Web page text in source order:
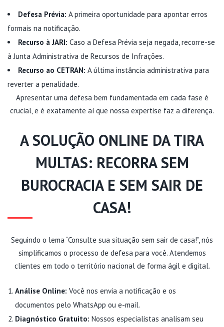
Defesa Prévia: A primeira oportunidade para apontar erros
formais na notificação.
Recurso à JARI: Caso a Defesa Prévia seja negada, recorre-se
à Junta Administrativa de Recursos de Infrações.
Recurso ao CETRAN: A última instância administrativa para
reverter a penalidade.
Apresentar uma defesa bem fundamentada em cada fase é
crucial, e é exatamente aí que nossa expertise faz a diferença.
A SOLUÇÃO ONLINE DA TIRA
MULTAS: RECORRA SEM
BUROCRACIA E SEM SAIR DE
CASA!
Seguindo o lema “Consulte sua situação sem sair de casa!”, nós
simplificamos o processo de defesa para você. Atendemos
clientes em todo o território nacional de forma ágil e digital.
Análise Online: Você nos envia a notificação e os
documentos pelo WhatsApp ou e-mail.
Diagnóstico Gratuito: Nossos especialistas analisam seu